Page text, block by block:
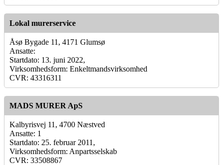
Lokal murerservice
Åsø Bygade 11, 4171 Glumsø
Ansatte:
Startdato: 13. juni 2022,
Virksomhedsform: Enkeltmandsvirksomhed
CVR: 43316311
MADS MURER ApS
Kalbyrisvej 11, 4700 Næstved
Ansatte: 1
Startdato: 25. februar 2011,
Virksomhedsform: Anpartsselskab
CVR: 33508867